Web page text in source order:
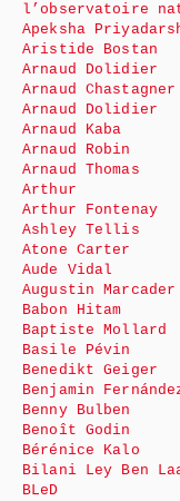
l’observatoire
Apeksha
Aristide Bostan
Arnaud Dolidier
Arnaud Chastagner
Arnaud Dolidier
Arnaud Kaba
Arnaud Robin
Arnaud Thomas
Arthur
Arthur Fontenay
Ashley Tellis
Atone Carter
Aude Vidal
Augustin Marcader
Babon Hitam
Baptiste Mollard
Basile Pévin
Benedikt Geiger
Benjamin
Benny Bulben
Benoît Godin
Bérénice Kalo
Bilani Ley Ben
BLeD